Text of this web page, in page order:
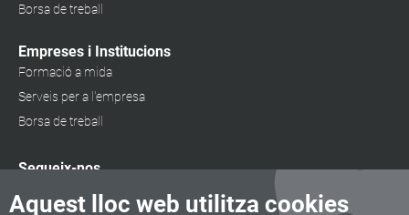
Aquest lloc web utilitza cookies
Borsa de treball
Empreses i Institucions
Formació a mida
Serveis per a l'empresa
Borsa de treball
Segueix-nos